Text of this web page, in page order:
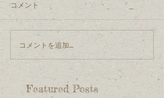
コメント
コメントを追加…
Featured Posts